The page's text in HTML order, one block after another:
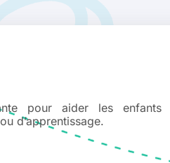
pour aider les enfants
d’apprentissage.